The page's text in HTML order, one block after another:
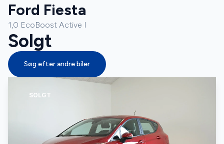
SOLGT
Ford Fiesta
1,0 EcoBoost Active I
Solgt
Søg efter andre biler